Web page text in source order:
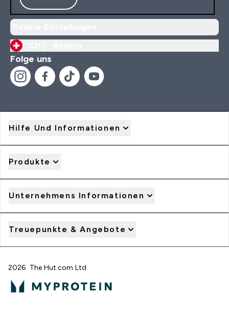
Folge uns
Hilfe Und Informationen
Produkte
Unternehmens Informationen
Treuepunkte & Angebote
2026 The Hut.com Ltd